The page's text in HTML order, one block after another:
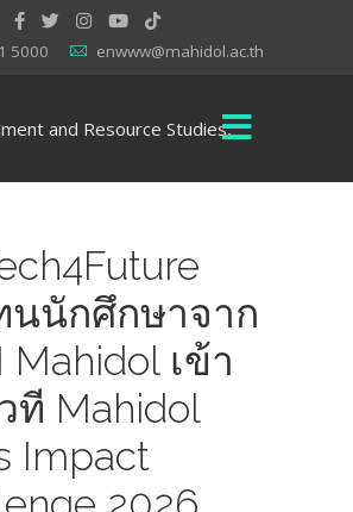
5000 enwww@mahidol.ac.th
นนักศึกษาจาก
Mahidol เข้า
ที Mahidol
Impact